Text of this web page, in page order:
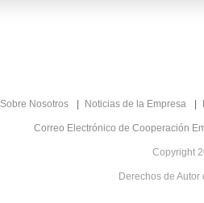
Sobre Nosotros Noticias de la Empresa
Correo Electrónico de Cooperación
Copyright
Derechos de